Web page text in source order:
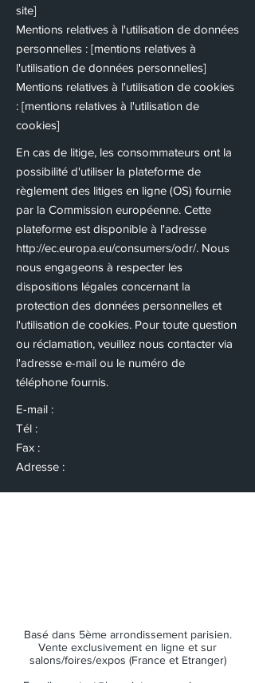
site]
Mentions relatives à l'utilisation de données
personnelles : [mentions relatives à
l'utilisation de données personnelles]
Mentions relatives à l'utilisation de cookies
: [mentions relatives à l'utilisation de
cookies]
En cas de litige, les consommateurs ont la
possibilité d'utiliser la plateforme de
règlement des litiges en ligne (OS) fournie
par la Commission européenne. Cette
plateforme est disponible à l'adresse
http://ec.europa.eu/consumers/odr/. Nous
nous engageons à respecter les
dispositions légales concernant la
protection des données personnelles et
l'utilisation de cookies. Pour toute question
ou réclamation, veuillez nous contacter via
l'adresse e-mail ou le numéro de
téléphone fournis.
E-mail :
Tél :
Fax :
Adresse :
Basé dans 5ème arrondissement parisien.
Vente exclusivement en ligne et sur
salons/foires/expos (France et Etranger)